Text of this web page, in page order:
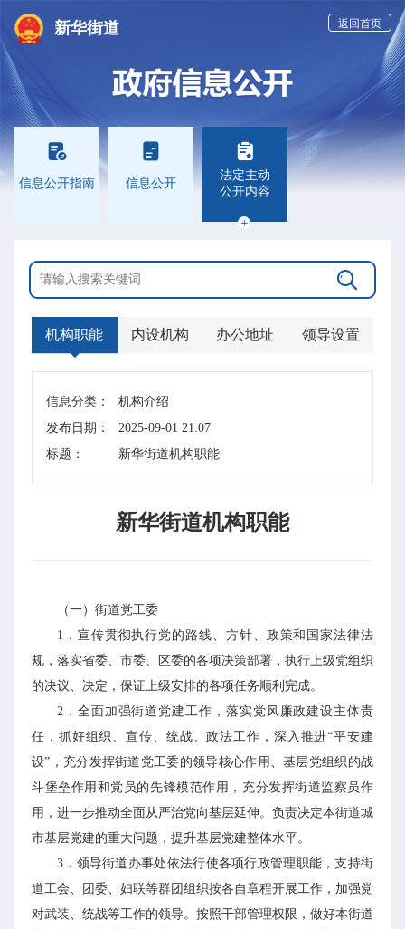
新华街道 返回首页

信息公开指南

信息公开

法定主动
公开内容


机构职能 内设机构 办公地址 领导设置
信息分类：
机构介绍
发布日期：
2025-09-01 21:07
标题：
新华街道机构职能
新华街道机构职能
（一）街道党工委
1．宣传贯彻执行党的路线、方针、政策和国家法律法
规，落实省委、市委、区委的各项决策部署，执行上级党组织
的决议、决定，保证上级安排的各项任务顺利完成。
2．全面加强街道党建工作，落实党风廉政建设主体责
任，抓好组织、宣传、统战、政法工作，深入推进“平安建
设”，充分发挥街道党工委的领导核心作用、基层党组织的战
斗堡垒作用和党员的先锋模范作用，充分发挥街道监察员作
用，进一步推动全面从严治党向基层延伸。负责决定本街道城
市基层党建的重大问题，提升基层党建整体水平。
3．领导街道办事处依法行使各项行政管理职能，支持街
道工会、团委、妇联等群团组织按各自章程开展工作，加强党
对武装、统战等工作的领导。按照干部管理权限，做好本街道